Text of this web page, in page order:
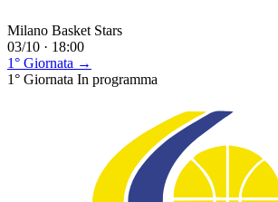
Milano Basket Stars
03/10 · 18:00
1° Giornata →
1° Giornata In programma